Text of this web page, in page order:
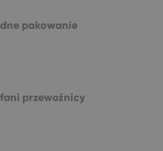
pakowanie
przewoźnicy